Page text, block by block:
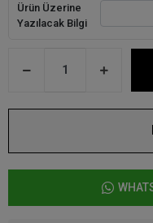
Ürün Üzerine
Yazılacak Bilgi